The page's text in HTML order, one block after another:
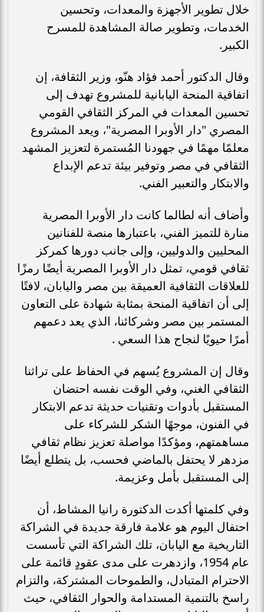
خلال تطوير الأجهزة والمعدات، وتحسين
الخدمات، وتطوير صالة المشاهدة للمسرح
الكبير.
وقال الدكتور أحمد فؤاد هنّو، وزير الثقافة، إن
اتفاقية المنحة اليابانية للمشروع تهدف إلى
تحسين المعدات في المركز الثقافي القومي
المصري "دار الأوبرا المصرية"، ويعد المشروع
معلمًا مهمًا في جهودنا المُستمرة لتعزيز المشهد
الثقافي في مصر وتوفير بيئة تدعم الإبداع
والابتكار والتعبير الفني.
وأضاف أنه لطالما كانت دار الأوبرا المصرية
منارة للتميز الفني، باعتبارها منصة للفنانين
المحليين والدوليين، وإلى جانب دورها كمركز
ثقافي قومي، تمثل دار الأوبرا المصرية أيضًا رمزًا
للعلاقات الثقافية العميقة بين مصر واليابان، لافتًا
إلى أن اتفاقية المنحة بمثابة شهادة على التعاون
المستمر بين مصر وشركائنا، الذي يعد دعمهم
أمرًا حيويًا لنجاح هذا السعي .
وقال إن المشروع يُسهم في الحفاظ على تراثنا
الثقافي الغني، وفي الوقت نفسه احتضان
المستقبل بأدوات وتقنيات حديثة تدعم الابتكار
في الفنون، موجهًا الشكر للشركاء على
مساهمتهم، ومؤكدًا مواصلة تعزيز نظام ثقافي
مزدهر لا يحتفل بالماضي فحسب، بل يتطلع أيضًا
إلى المستقبل بأمل وعزيمة.
وفي كلمتها أكدت الدكتورة رانيا المشاط، أن
احتفال اليوم هو علامة فارقة جديدة في الشراكة
التاريخية مع اليابان، تلك الشراكة التي تأسست
عام 1954، وازدهرت على مدى عقودٍ قائمة على
الاحترام المتبادل، والطموحات المشتركة، والتزام
راسخ بالتنمية المستدامة والحوار الثقافي، حيث